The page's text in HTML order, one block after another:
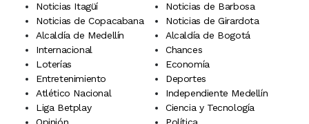
Noticias Itagüí
Noticias de Barbosa
Noticias de Copacabana
Noticias de Girardota
Alcaldía de Medellín
Alcaldía de Bogotá
Internacional
Chances
Loterías
Economía
Entretenimiento
Deportes
Atlético Nacional
Independiente Medellín
Liga Betplay
Ciencia y Tecnología